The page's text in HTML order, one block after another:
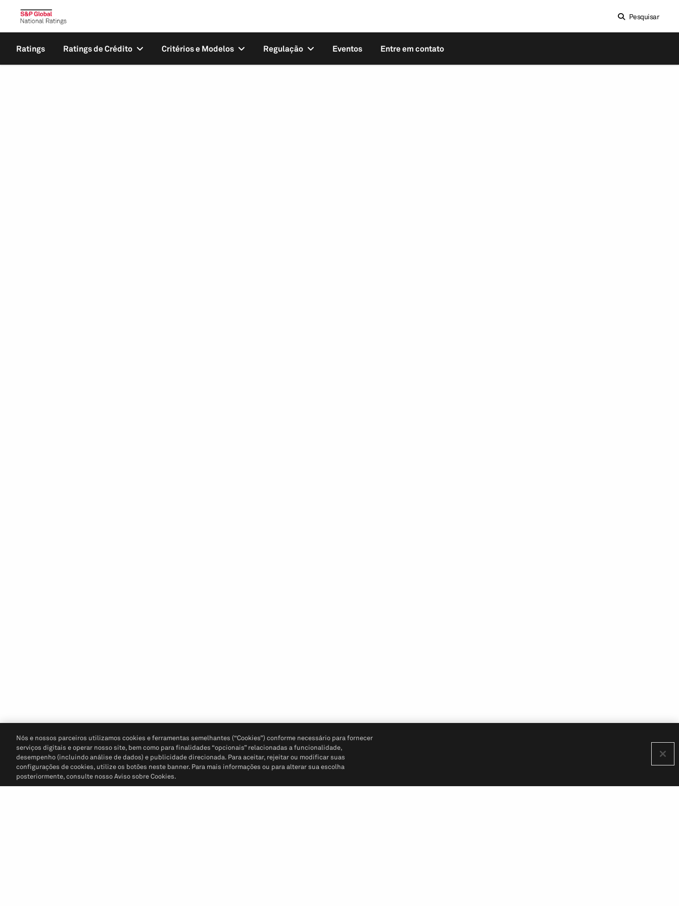
Pesquisar
Ratings Ratings de Crédito Critérios e Modelos Regulação Eventos Entre em contato
Nós e nossos parceiros utilizamos cookies e ferramentas semelhantes (“Cookies”) conforme necessário para fornecer
serviços digitais e operar nosso site, bem como para finalidades “opcionais” relacionadas a funcionalidade,
desempenho (incluindo análise de dados) e publicidade direcionada. Para aceitar, rejeitar ou modificar suas
configurações de cookies, utilize os botões neste banner. Para mais informações ou para alterar sua escolha
posteriormente, consulte nosso Aviso sobre Cookies.